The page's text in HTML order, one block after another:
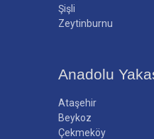
Şişli
Zeytinburnu
Anadolu
Ataşehir
Beykoz
Çekmeköy